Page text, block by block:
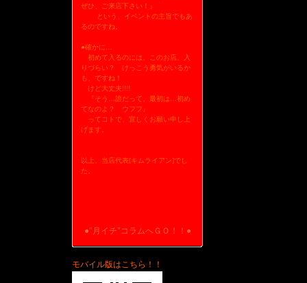
ぜひ、ご来店下さい！』
という、イベントの主旨でもあ
るのですね。
●確かに…
初めて入るのには、このお店、入
りづらい？ けっこう勇気がいるか
も、ですね！
けど大丈夫!!!!
『そう…誰だって、最初は…初め
てなのよ？ ウフフ』
ってコトで、宜しくお願い申し上
げます。
以上、当店代表[キムライアン]でし
た。
●"月イチ"コラムへＧＯ！！●
モバイル版はこちら！！